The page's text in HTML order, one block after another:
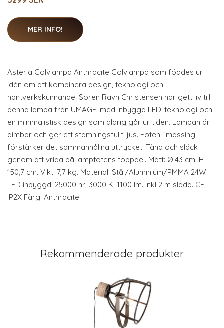
MER INFO!
Asteria Golvlampa Anthracite Golvlampa som föddes ur
idén om att kombinera design, teknologi och
hantverkskunnande. Soren Ravn Christensen har gett liv till
denna lampa från UMAGE, med inbyggd LED-teknologi och
en minimalistisk design som aldrig går ur tiden. Lampan är
dimbar och ger ett stämningsfullt ljus. Foten i mässing
förstärker det sammanhållna uttrycket. Tänd och släck
genom att vrida på lampfotens toppdel. Mått: Ø 43 cm, H
150,7 cm. Vikt: 7,7 kg. Material: Stål/Aluminium/PMMA 24W
LED inbyggd. 25000 hr, 3000 K, 1100 lm. Inkl 2 m sladd. CE,
IP2X Färg: Anthracite
Rekommenderade produkter